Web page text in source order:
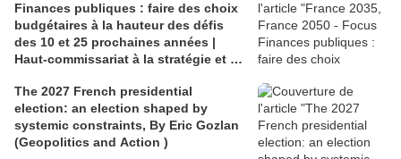
Finances publiques : faire des choix
budgétaires à la hauteur des défis
des 10 et 25 prochaines années |
Haut-commissariat à la stratégie et au
The 2027 French presidential
election: an election shaped by
systemic constraints, By Eric Gozlan
(Geopolitics and Action )